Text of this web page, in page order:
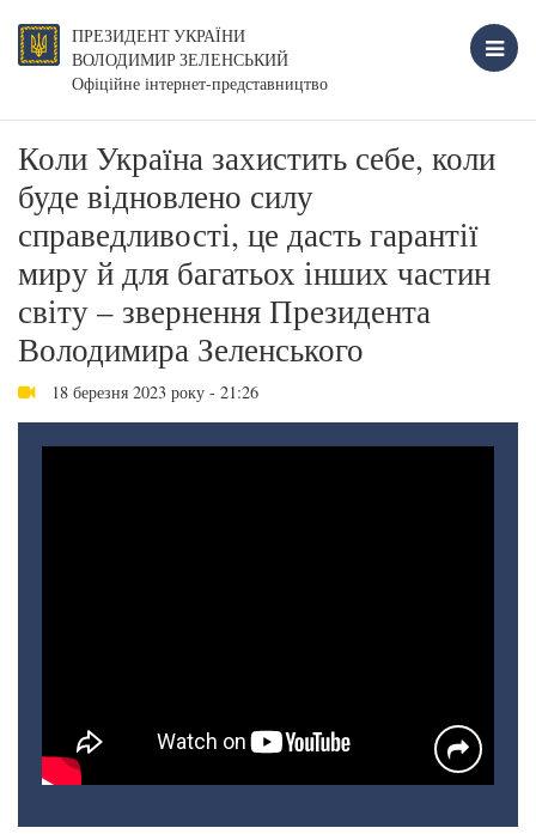
ПРЕЗИДЕНТ УКРАЇНИ
ВОЛОДИМИР ЗЕЛЕНСЬКИЙ
Офіційне інтернет-представництво
Коли Україна захистить себе, коли
буде відновлено силу
справедливості, це дасть гарантії
миру й для багатьох інших частин
світу – звернення Президента
Володимира Зеленського
18 березня 2023 року - 21:26